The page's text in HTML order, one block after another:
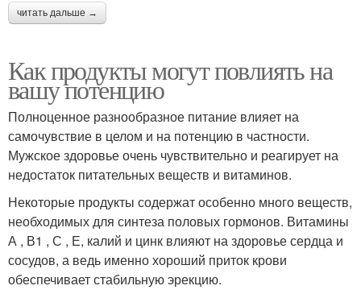
читать дальше →
Как продукты могут повлиять на
вашу потенцию
Полноценное разнообразное питание влияет на
самочувствие в целом и на потенцию в частности.
Мужское здоровье очень чувствительно и реагирует на
недостаток питательных веществ и витаминов.
Некоторые продукты содержат особенно много веществ,
необходимых для синтеза половых гормонов. Витамины
А , В1 , С , Е, калий и цинк влияют на здоровье сердца и
сосудов, а ведь именно хороший приток крови
обеспечивает стабильную эрекцию.